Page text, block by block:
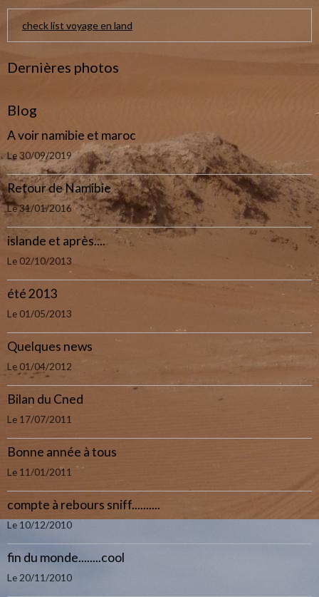
check list voyage en land
Dernières photos
Blog
A voir namibie et maroc
Le 30/09/2019
Retour de Namibie
Le 31/01/2016
islande et après....
Le 02/10/2013
été 2013
Le 01/05/2013
Quelques news
Le 01/04/2012
Bilan du Cned
Le 17/07/2011
Bonne année à tous
Le 11/01/2011
compte à rebours sniff..........
Le 10/12/2010
fin du monde........cool
Le 20/11/2010